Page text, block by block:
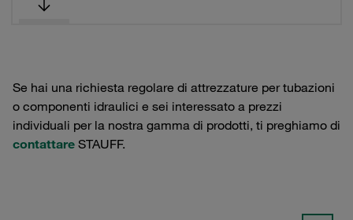
Se hai una richiesta regolare di attrezzature per tubazioni
o componenti idraulici e sei interessato a prezzi
individuali per la nostra gamma di prodotti, ti preghiamo di
contattare STAUFF.